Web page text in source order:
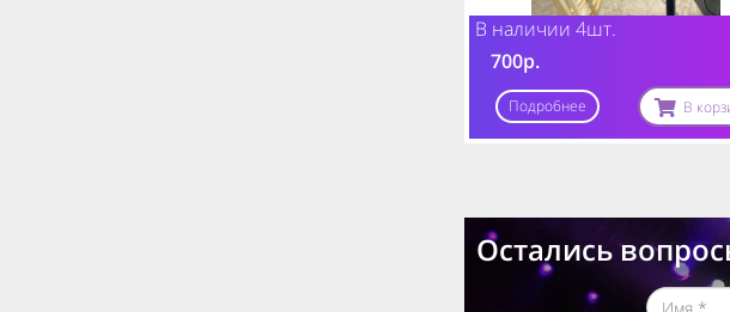
В наличии 4шт.
700р.
Подробнее В
Остались